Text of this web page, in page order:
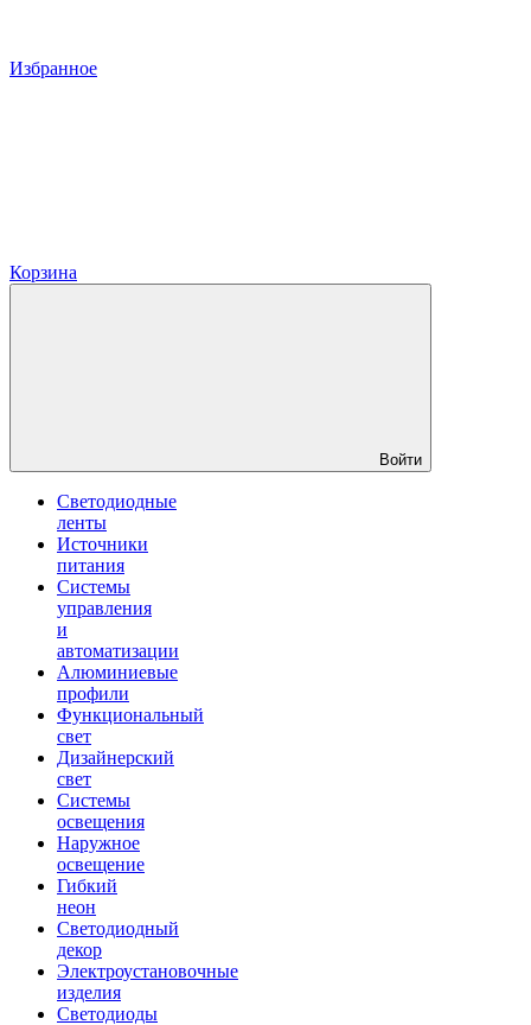
Избранное
Корзина
Войти
Светодиодные
ленты
Источники
питания
Системы
управления
и
автоматизации
Алюминиевые
профили
Функциональный
свет
Дизайнерский
свет
Системы
освещения
Наружное
освещение
Гибкий
неон
Светодиодный
декор
Электроустановочные
изделия
Светодиоды